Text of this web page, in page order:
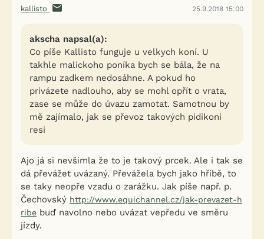
kallisto 25.9.2018 15:00
akscha napsal(a):
Co píše Kallisto funguje u velkych koní. U
takhle malickoho poníka bych se bála, že na
rampu zadkem nedosáhne. A pokud ho
privázete nadlouho, aby se mohl opřít o vrata,
zase se může do úvazu zamotat. Samotnou by
mě zajímalo, jak se převoz takových pidikoni
resi
Ajo já si nevšimla že to je takový prcek. Ale i tak se
dá převážet uvázaný. Převážela bych jako hříbě, to
se taky neopře vzadu o zarážku. Jak píše např. p.
Čechovský http://www.equichannel.cz/jak-prevazet-h
ribe buď navolno nebo uvázat vepředu ve směru
jízdy.